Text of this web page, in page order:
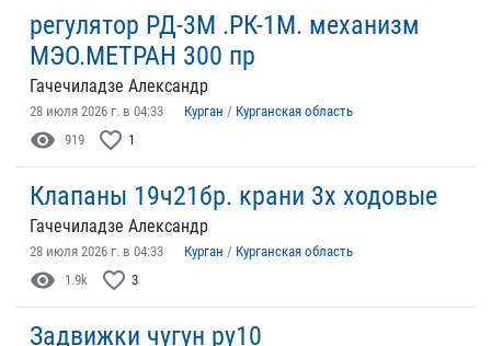
регулятор РД-3М .РК-1М. механизм
МЭО.МЕТРАН 300 пр
Гачечиладзе Александр
28 июля 2026 г. в 04:33 Курган / Курганская область
visibility 919 favorite_border 1
Клапаны 19ч21бр. крани 3х ходовые
Гачечиладзе Александр
28 июля 2026 г. в 04:33 Курган / Курганская область
visibility 1.9k favorite_border 3
Задвижки чугун ру10